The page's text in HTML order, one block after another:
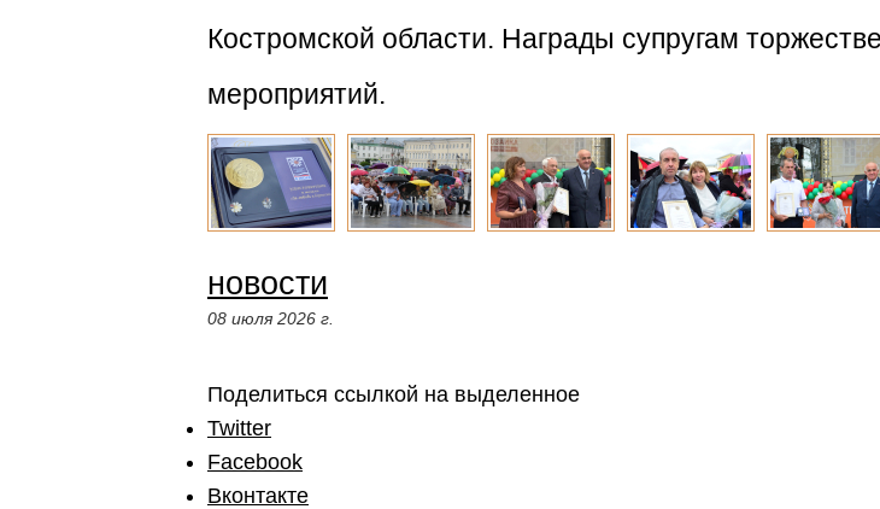
Костромской области. Награды супругам
мероприятий.
новости
08 июля 2026 г.
Поделиться ссылкой на выделенное
Twitter
Facebook
Вконтакте